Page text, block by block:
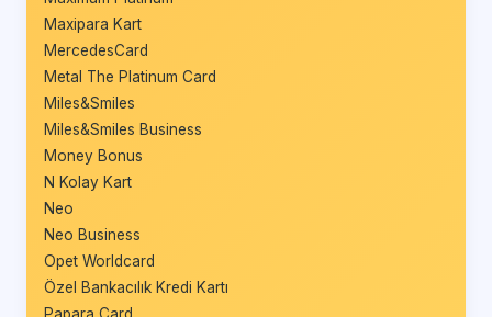
Maxipara Kart
MercedesCard
Metal The Platinum Card
Miles&Smiles
Miles&Smiles Business
Money Bonus
N Kolay Kart
Neo
Neo Business
Opet Worldcard
Özel Bankacılık Kredi Kartı